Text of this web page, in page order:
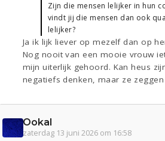
Zijn die mensen lelijker in hun
vindt jij die mensen dan ook
lelijker?
Ja ik lijk liever op mezelf dan op
Nog nooit van een mooie vrouw
mijn uiterlijk gehoord. Kan heus
negatiefs denken, maar ze zeggen
Ookal
zaterdag 13 juni 2026 om 16:58